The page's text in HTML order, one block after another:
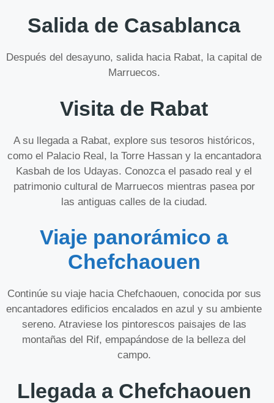
Salida de Casablanca
Después del desayuno, salida hacia Rabat, la capital de
Marruecos.
Visita de Rabat
A su llegada a Rabat, explore sus tesoros históricos,
como el Palacio Real, la Torre Hassan y la encantadora
Kasbah de los Udayas. Conozca el pasado real y el
patrimonio cultural de Marruecos mientras pasea por
las antiguas calles de la ciudad.
Viaje panorámico a
Chefchaouen
Continúe su viaje hacia Chefchaouen, conocida por sus
encantadores edificios encalados en azul y su ambiente
sereno. Atraviese los pintorescos paisajes de las
montañas del Rif, empapándose de la belleza del
campo.
Llegada a Chefchaouen